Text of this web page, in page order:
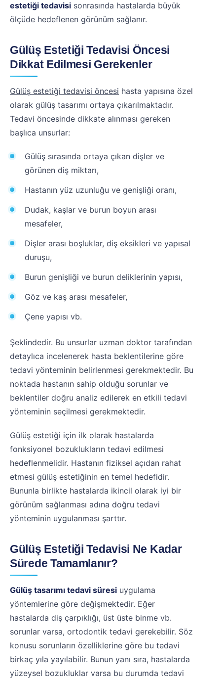
estetiği tedavisi sonrasında hastalarda büyük
ölçüde hedeflenen görünüm sağlanır.
Gülüş Estetiği Tedavisi Öncesi
Dikkat Edilmesi Gerekenler
Gülüş estetiği tedavisi öncesi hasta yapısına özel
olarak gülüş tasarımı ortaya çıkarılmaktadır.
Tedavi öncesinde dikkate alınması gereken
başlıca unsurlar:
Gülüş sırasında ortaya çıkan dişler ve
görünen diş miktarı,
Hastanın yüz uzunluğu ve genişliği oranı,
Dudak, kaşlar ve burun boyun arası
mesafeler,
Dişler arası boşluklar, diş eksikleri ve yapısal
duruşu,
Burun genişliği ve burun deliklerinin yapısı,
Göz ve kaş arası mesafeler,
Çene yapısı vb.
Şeklindedir. Bu unsurlar uzman doktor tarafından
detaylıca incelenerek hasta beklentilerine göre
tedavi yönteminin belirlenmesi gerekmektedir. Bu
noktada hastanın sahip olduğu sorunlar ve
beklentiler doğru analiz edilerek en etkili tedavi
yönteminin seçilmesi gerekmektedir.
Gülüş estetiği için ilk olarak hastalarda
fonksiyonel bozuklukların tedavi edilmesi
hedeflenmelidir. Hastanın fiziksel açıdan rahat
etmesi gülüş estetiğinin en temel hedefidir.
Bununla birlikte hastalarda ikincil olarak iyi bir
görünüm sağlanması adına doğru tedavi
yönteminin uygulanması şarttır.
Gülüş Estetiği Tedavisi Ne Kadar
Sürede Tamamlanır?
Gülüş tasarımı tedavi süresi uygulama
yöntemlerine göre değişmektedir. Eğer
hastalarda diş çarpıklığı, üst üste binme vb.
sorunlar varsa, ortodontik tedavi gerekebilir. Söz
konusu sorunların özelliklerine göre bu tedavi
birkaç yıla yayılabilir. Bunun yanı sıra, hastalarda
yüzeysel bozukluklar varsa bu durumda tedavi